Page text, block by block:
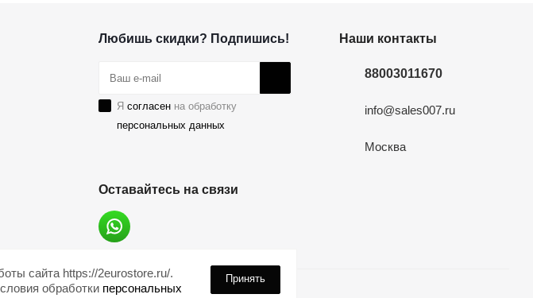
Любишь скидки? Подпишись!
Я согласенна обработку
персональных данных
Оставайтесь на связи
Наши контакты
88003011670
info@sales007.ru
Москва
сайта https://2eurostore.ru/.
обработки персональных
Принять